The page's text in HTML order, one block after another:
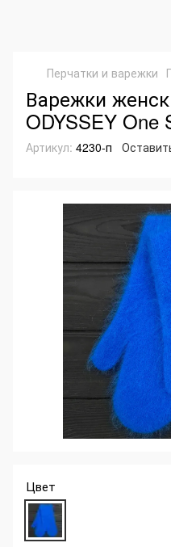
Перчатки и варежки
Варежки
ODYSSEY One
Артикул: 4230-п
Цвет